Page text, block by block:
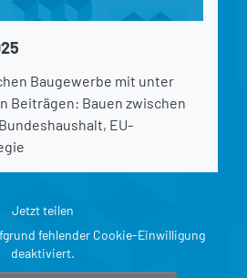
Baugewerbe mit unter
Beiträgen: Bauen zwischen
EU-
Jetzt teilen
fehlender Cookie-Einwilligung
deaktiviert.